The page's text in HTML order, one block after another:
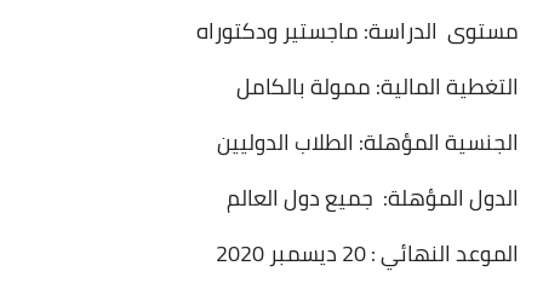
مستوى الدراسة: ماجستير ودكتوراه
التغطية المالية: ممولة بالكامل
الجنسية المؤهلة: الطلاب الدوليين
الدول المؤهلة: جميع دول العالم
الموعد النهائي : 20 ديسمبر 2020